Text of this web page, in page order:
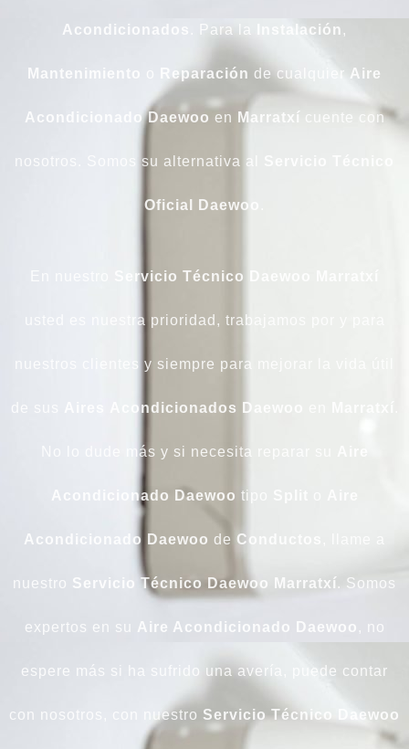
Acondicionados . Para la Instalación ,
Mantenimiento Reparación de cualquier Aire
Acondicionado Daewoo en Marratxí cuente con
nosotros. Somos su alternativa al
Oficial Daewoo
Servicio Técnico Daewoo Marratxí
usted es nuestra prioridad, trabajamos por y para
nuestros clientes y siempre para mejorar la vida útil
de sus Acondicionados Daewoo
No lo dude más y si necesita reparar su
Acondicionado Daewoo tipo
Acondicionado Daewoo de Conductos
nuestro Servicio Técnico Daewoo Marratxí. Somos
expertos en su Aire Acondicionado Daewoo , no
espere más si ha sufrido una avería, puede contar
con nosotros, con nuestro Servicio Técnico Daewoo